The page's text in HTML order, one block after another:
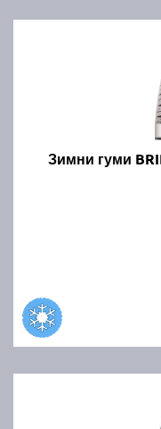
Зимни гуми